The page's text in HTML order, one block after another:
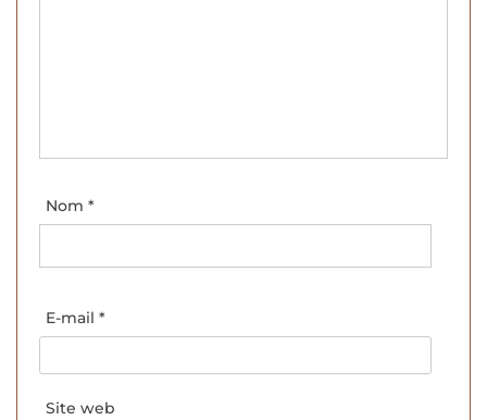
Nom *
E-mail *
Site web